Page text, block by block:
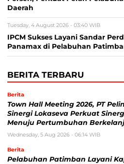
Daerah
Tuesday, 4 August 2026 - 03:40 WIB
IPCM Sukses Layani Sandar
Panamax di Pelabuhan
BERITA TERBARU
Berita
Town Hall Meeting 2026, PT
Sinergi Lokaseva Perkuat
Menuju Pertumbuhan
Wednesday, 5 Aug 2026 - 06:14 WIB
Berita
Pelabuhan Patimban Layani